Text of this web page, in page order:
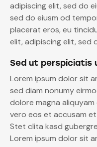
adipiscing elit, sed do
sed do eiusm od
placerat eros, eu
elit, adipiscing elit, sed
Sed ut perspiciatis
Lorem ipsum dolor sit
sed diam nonumy
dolore magna
vero eos et accusam
Stet clita kasd
Lorem ipsum dolor sit